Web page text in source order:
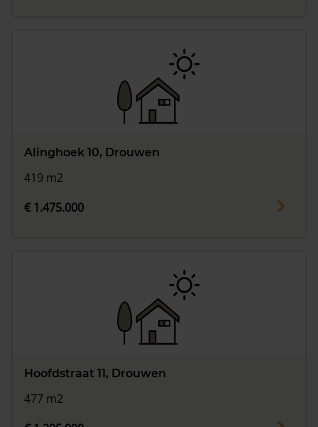
Alinghoek 10, Drouwen
419 m2
€ 1.475.000
Hoofdstraat 11, Drouwen
477 m2